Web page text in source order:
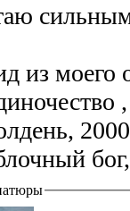
из моего
2000